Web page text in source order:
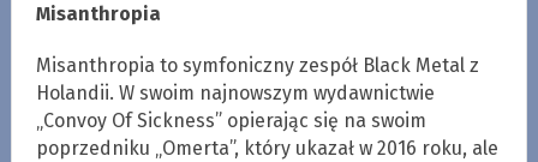
Misanthropia
Misanthropia to symfoniczny zespół Black Metal z
Holandii. W swoim najnowszym wydawnictwie
„Convoy Of Sickness” opierając się na swoim
poprzedniku „Omerta”, który ukazał w 2016 roku, ale